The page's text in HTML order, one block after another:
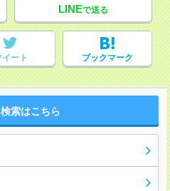
LINEで送る
イート ブックマーク
索はこちら